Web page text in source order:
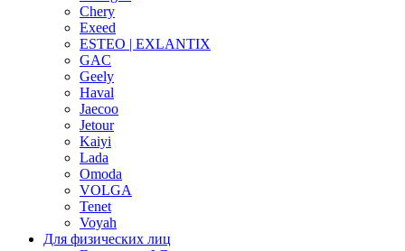
Chery
Exeed
ESTEO | EXLANTIX
GAC
Geely
Haval
Jaecoo
Jetour
Kaiyi
Lada
Omoda
VOLGA
Tenet
Voyah
Для физических лиц